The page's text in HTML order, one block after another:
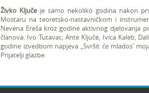
Živko Ključe je samo nekoliko godina nakon
Mostaru na teoretsko-nastavničkom i
Nevena Ereša kroz godine aktivnog djelovanja
članova: Ivo Tutavac, Ante Ključe, Ivica Kaleb,
godine izvedbom napjeva „Svršit će mlados’
Prijatelji glazbe.